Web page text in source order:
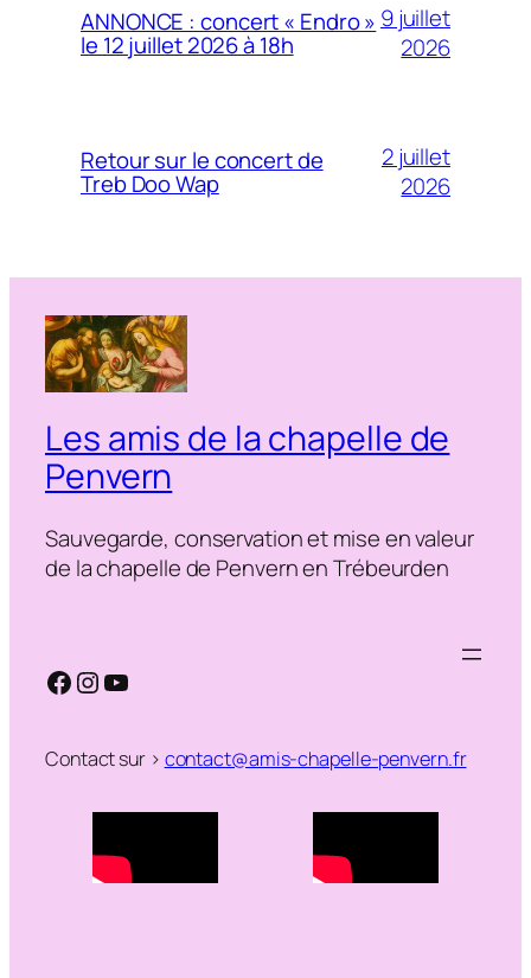
ANNONCE : concert « Endro »
le 12 juillet 2026 à 18h
9 juillet
2026
Retour sur le concert de
Treb Doo Wap
2 juillet
2026
Les amis de la chapelle de
Penvern
Sauvegarde, conservation et mise en valeur
de la chapelle de Penvern en Trébeurden
Facebook
Instagram
YouTube
Contact sur > contact@amis-chapelle-penvern.fr